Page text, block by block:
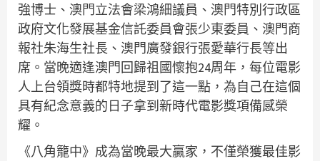
強博士、澳門立法會梁鴻細議員、澳門特別行政區
政府文化發展基金信託委員會張少東委員、澳門商
報社朱海生社長、澳門廣發銀行張愛華行長等出
席。當晚適逢澳門回歸祖國懷抱24周年，每位電影
人上台領獎時都特地提到了這一點，為自己在這個
具有紀念意義的日子拿到新時代電影獎項備感榮
耀。
《八角籠中》成為當晚最大贏家，不僅榮獲最佳影